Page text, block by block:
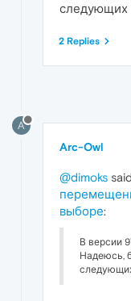
следующих
2 Replies
A
Arc-Owl
@dimoks
выборе:
В версии
Надеюсь,